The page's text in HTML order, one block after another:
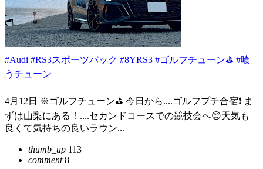
#Audi #RS3スポーツバック #8YRS3 #ゴルフチューン⛳ #喰
うチューン
4月12日 ※ゴルフチューン⛳️ 今日から....ゴルフプチ合宿❗️ ま
ずは山梨にある！....セカンドコースでの競技会へ😊天気も
良くて気持ちの良いラウン...
thumb_up 113
comment8